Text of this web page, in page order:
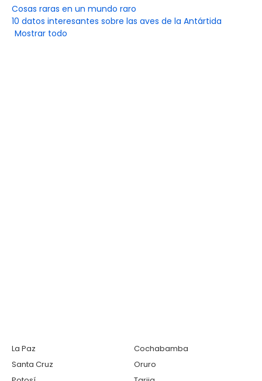
Cosas raras en un mundo raro
10 datos interesantes sobre las aves de la Antártida
Mostrar todo
La Paz
Cochabamba
Santa Cruz
Oruro